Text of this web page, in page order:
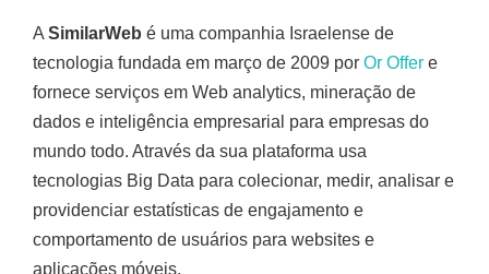
A SimilarWeb é uma companhia Israelense de
tecnologia fundada em março de 2009 por Or Offer e
fornece serviços em Web analytics, mineração de
dados e inteligência empresarial para empresas do
mundo todo. Através da sua plataforma usa
tecnologias Big Data para colecionar, medir, analisar e
providenciar estatísticas de engajamento e
comportamento de usuários para websites e
aplicações móveis.